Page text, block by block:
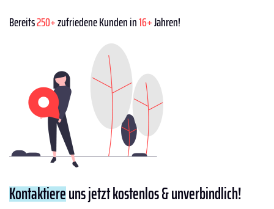
Bereits250+zufriedene Kunden in16+Jahren!
Kontaktiereuns jetzt kostenlos & unverbindlich!